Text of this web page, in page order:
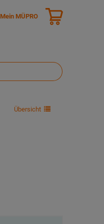
Mein MÜPRO
Übersicht